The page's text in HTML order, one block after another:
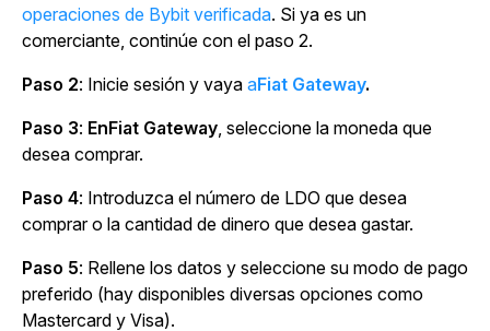
operaciones de Bybit verificada. Si ya es un
comerciante, continúe con el paso 2.
Paso 2: Inicie sesión y vaya aFiat Gateway.
Paso 3: EnFiat Gateway , seleccione la moneda que
desea comprar.
Paso 4: Introduzca el número de LDO que desea
comprar o la cantidad de dinero que desea gastar.
Paso 5: Rellene los datos y seleccione su modo de pago
preferido (hay disponibles diversas opciones como
Mastercard y Visa).